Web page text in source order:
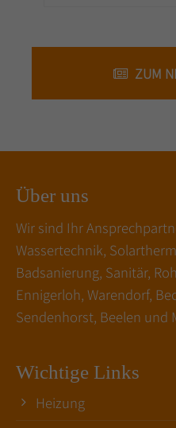
ZUM
Über uns
Wir sind Ihr
Wassertechnik,
Badsanierung, Sanitär,
Ennigerloh, Warendorf,
Sendenhorst, Beelen und
Wichtige Links
Heizung